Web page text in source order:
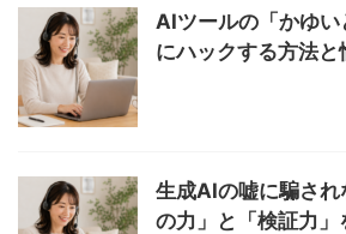
AIツールの「かゆ
にハックする方法と
生成AIの嘘に騙さ
の力」と「検証力」